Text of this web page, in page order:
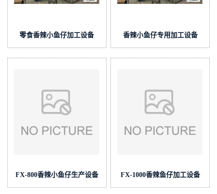
零食香辣小鱼仔加工设备 香辣小鱼仔专用加工设备
FX-800香辣小鱼仔生产设备 FX-1000香辣鱼仔加工设备